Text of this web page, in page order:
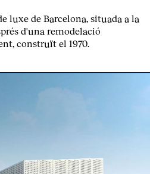
luxe de Barcelona, situada a la
d'una remodelació
construït el 1970.